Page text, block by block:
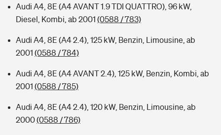
Audi A4, 8E (A4 AVANT 1.9 TDI QUATTRO), 96 kW,
Diesel, Kombi, ab 2001 (0588 / 783)
Audi A4, 8E (A4 2.4), 125 kW, Benzin, Limousine, ab
2001 (0588 / 784)
Audi A4, 8E (A4 AVANT 2.4), 125 kW, Benzin, Kombi, ab
2001 (0588 / 785)
Audi A4, 8E (A4 2.4), 120 kW, Benzin, Limousine, ab
2000(0588 / 786)